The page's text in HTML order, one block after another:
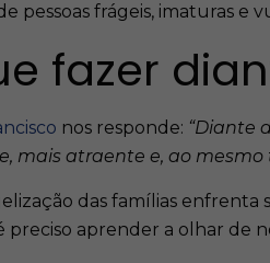
pessoas frágeis, imaturas e
fazer
nos responde: “Diante
mais atraente e, ao mesmo
das famílias enfrenta
preciso aprender a olhar de